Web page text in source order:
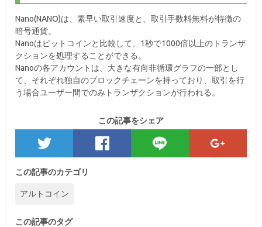
Nano(NANO)は、素早い取引速度と、取引手数料無料が特徴の
暗号通貨。
Nanoはビットコインと比較して、1秒で1000倍以上のトランザ
クションを処理することができる。
Nanoの各アカウントは、大きな有向非循環グラフの一部とし
て、それぞれ独自のブロックチェーンを持っており、取引を行
う場合ユーザー間でのみトランザクションが行われる。
この記事をシェア
この記事のカテゴリ
アルトコイン
この記事のタグ